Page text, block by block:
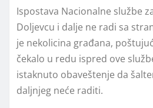
Ispostava Nacionalne službe
Doljevcu i dalje ne radi sa
je nekolicina građana,
čekalo u redu ispred ove
istaknuto obaveštenje da
daljnjeg neće raditi.